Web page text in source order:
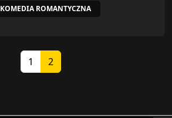
KOMEDIA ROMANTYCZNA
Page
1 Current Page
2